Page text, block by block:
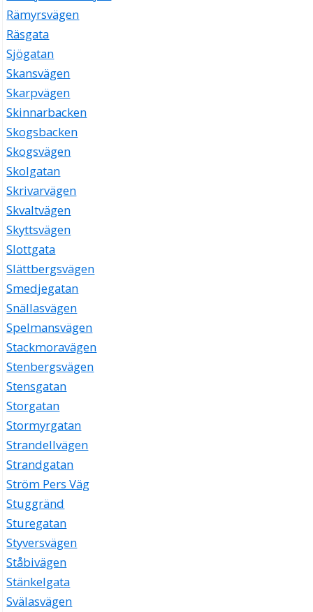
Rämyrsvägen
Räsgata
Sjögatan
Skansvägen
Skarpvägen
Skinnarbacken
Skogsbacken
Skogsvägen
Skolgatan
Skrivarvägen
Skvaltvägen
Skyttsvägen
Slottgata
Slättbergsvägen
Smedjegatan
Snällasvägen
Spelmansvägen
Stackmoravägen
Stenbergsvägen
Stensgatan
Storgatan
Stormyrgatan
Strandellvägen
Strandgatan
Ström Pers Väg
Stuggränd
Sturegatan
Styversvägen
Ståbivägen
Stänkelgata
Svälasvägen